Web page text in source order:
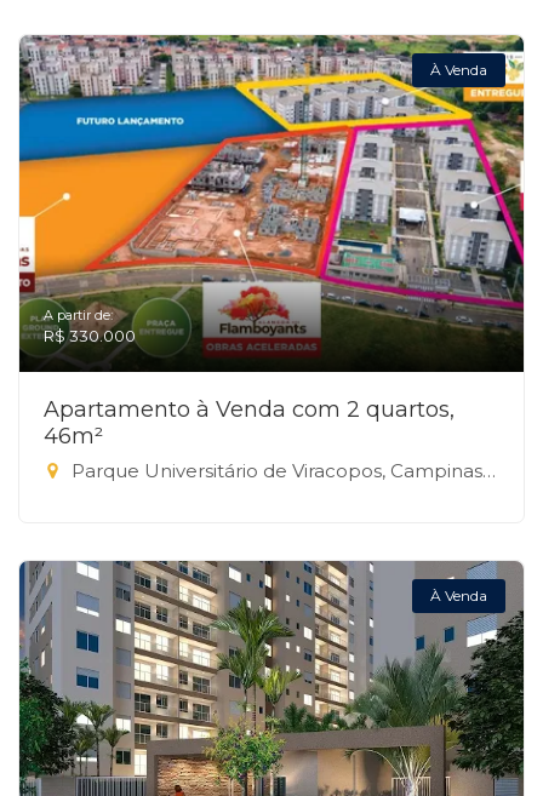
À Venda
A partir de:
R$ 330.000
Apartamento à Venda com 2 quartos,
46m²
Parque Universitário de Viracopos, Campinas-SP
À Venda